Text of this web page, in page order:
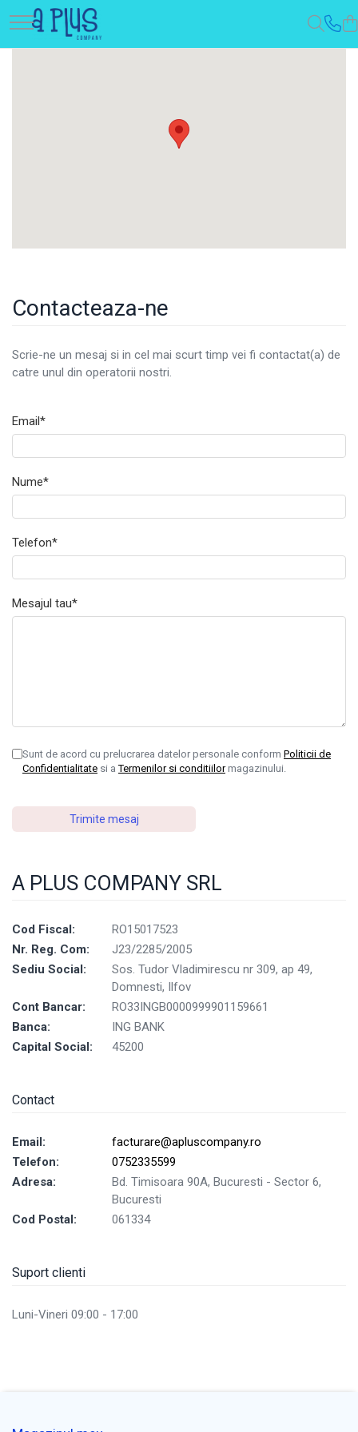
Contacteaza-ne
Scrie-ne un mesaj si in cel mai scurt timp vei fi contactat(a) de
catre unul din operatorii nostri.
Email*
Nume*
Telefon*
Mesajul tau*
Sunt de acord cu prelucrarea datelor personale conform Politicii de
Confidentialitate si aTermenilor si conditiilormagazinului.
A PLUS COMPANY SRL
Cod Fiscal:
RO15017523
Nr. Reg. Com:
J23/2285/2005
Sediu Social:
Sos. Tudor Vladimirescu nr 309, ap 49,
Domnesti, Ilfov
Cont Bancar:
RO33INGB0000999901159661
Banca:
ING BANK
Capital Social:
45200
Contact
Email:
facturare@apluscompany.ro
Telefon:
0752335599
Adresa:
Bd. Timisoara 90A, Bucuresti - Sector 6,
Bucuresti
Cod Postal:
061334
Suport clienti
Luni-Vineri 09:00 - 17:00